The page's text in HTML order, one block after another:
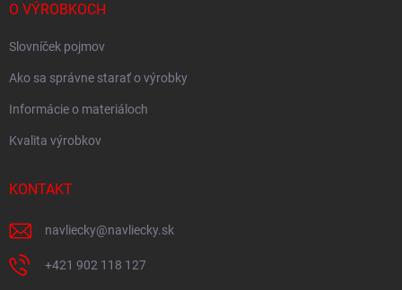
O VÝROBKOCH
Slovníček pojmov
Ako sa správne starať o výrobky
Informácie o materiáloch
Kvalita výrobkov
KONTAKT
navliecky@navliecky.sk
+421 902 118 127